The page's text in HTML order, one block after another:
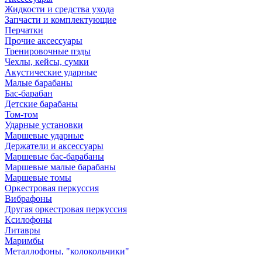
Жидкости и средства ухода
Запчасти и комплектующие
Перчатки
Прочие аксессуары
Тренировочные пэды
Чехлы, кейсы, сумки
Акустические ударные
Mалые барабаны
Бас-барабан
Детские барабаны
Том-том
Ударные установки
Маршевые ударные
Держатели и аксессуары
Маршевые бас-барабаны
Маршевые малые барабаны
Маршевые томы
Оркестровая перкуссия
Вибрафоны
Другая оркестровая перкуссия
Ксилофоны
Литавры
Маримбы
Металлофоны, "колокольчики"